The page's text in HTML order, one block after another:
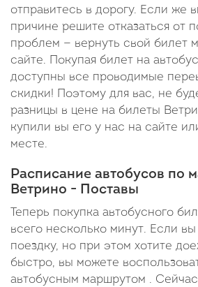
отправитесь в дорогу. Если же
причине решите отказаться от
проблем — вернуть свой билет
сайте. Покупая билет на
доступны все проводимые
скидки! Поэтому для вас, не
разницы в цене на билеты
купили вы его у нас на сайте
месте.
Расписание автобусов по
Ветрино - Поставы
Теперь покупка автобусного
всего несколько минут. Если
поездку, но при этом хотите
быстро, вы можете
автобусным маршрутом .